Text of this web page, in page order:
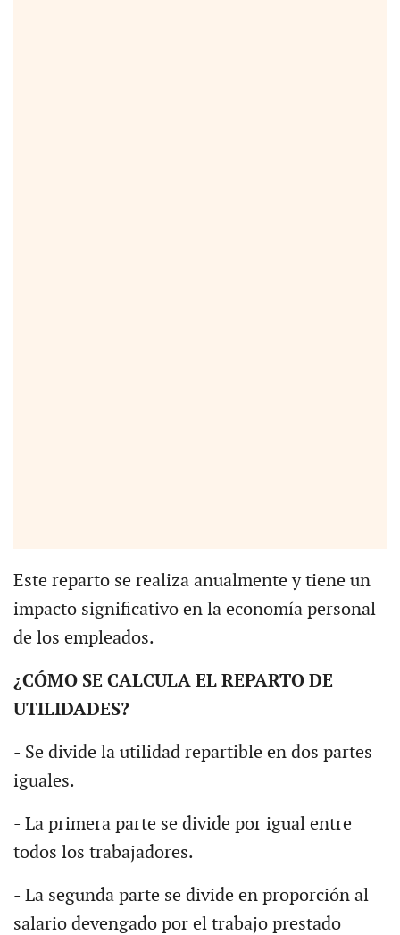
Este reparto se realiza anualmente y tiene un
impacto significativo en la economía personal
de los empleados.
¿CÓMO SE CALCULA EL REPARTO DE
UTILIDADES?
- Se divide la utilidad repartible en dos partes
iguales.
- La primera parte se divide por igual entre
todos los trabajadores.
- La segunda parte se divide en proporción al
salario devengado por el trabajo prestado